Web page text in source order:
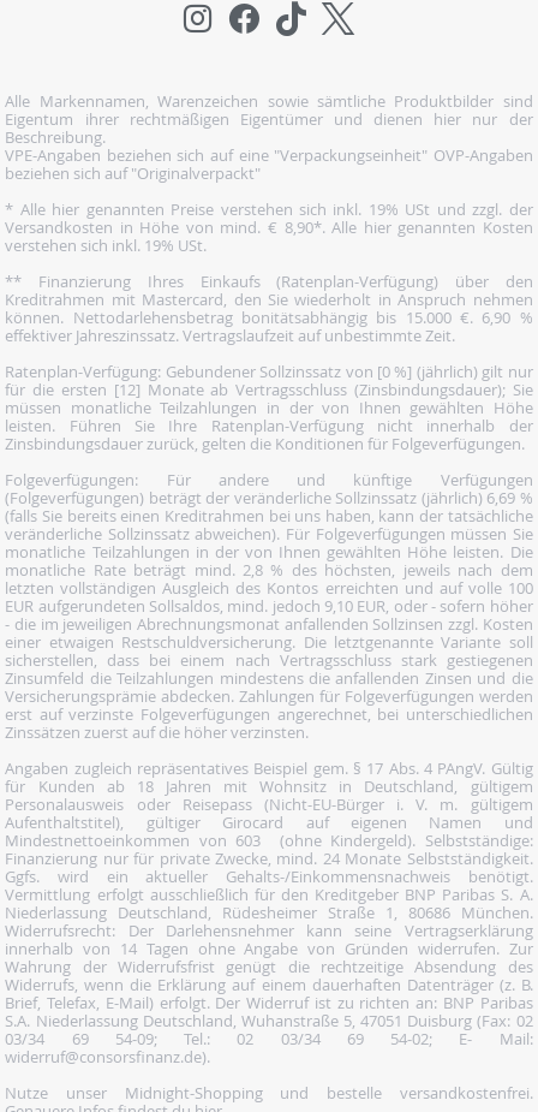
Alle Markennamen, Warenzeichen sowie sämtliche Produktbilder sind
Eigentum ihrer rechtmäßigen Eigentümer und dienen hier nur der
Beschreibung.
VPE-Angaben beziehen sich auf eine "Verpackungseinheit" OVP-Angaben
beziehen sich auf "Originalverpackt"
* Alle hier genannten Preise verstehen sich inkl. 19% USt und zzgl. der
Versandkosten in Höhe von mind. € 8,90*. Alle hier genannten Kosten
verstehen sich inkl. 19% USt.
** Finanzierung Ihres Einkaufs (Ratenplan-Verfügung) über den
Kreditrahmen mit Mastercard, den Sie wiederholt in Anspruch nehmen
können. Nettodarlehensbetrag bonitätsabhängig bis 15.000 €. 6,90 %
effektiver Jahreszinssatz. Vertragslaufzeit auf unbestimmte Zeit.
Ratenplan-Verfügung: Gebundener Sollzinssatz von [0 %] (jährlich) gilt nur
für die ersten [12] Monate ab Vertragsschluss (Zinsbindungsdauer); Sie
müssen monatliche Teilzahlungen in der von Ihnen gewählten Höhe
leisten. Führen Sie Ihre Ratenplan-Verfügung nicht innerhalb der
Zinsbindungsdauer zurück, gelten die Konditionen für Folgeverfügungen.
Folgeverfügungen: Für andere und künftige Verfügungen
(Folgeverfügungen) beträgt der veränderliche Sollzinssatz (jährlich) 6,69 %
(falls Sie bereits einen Kreditrahmen bei uns haben, kann der tatsächliche
veränderliche Sollzinssatz abweichen). Für Folgeverfügungen müssen Sie
monatliche Teilzahlungen in der von Ihnen gewählten Höhe leisten. Die
monatliche Rate beträgt mind. 2,8 % des höchsten, jeweils nach dem
letzten vollständigen Ausgleich des Kontos erreichten und auf volle 100
EUR aufgerundeten Sollsaldos, mind. jedoch 9,10 EUR, oder - sofern höher
- die im jeweiligen Abrechnungsmonat anfallenden Sollzinsen zzgl. Kosten
einer etwaigen Restschuldversicherung. Die letztgenannte Variante soll
sicherstellen, dass bei einem nach Vertragsschluss stark gestiegenen
Zinsumfeld die Teilzahlungen mindestens die anfallenden Zinsen und die
Versicherungsprämie abdecken. Zahlungen für Folgeverfügungen werden
erst auf verzinste Folgeverfügungen angerechnet, bei unterschiedlichen
Zinssätzen zuerst auf die höher verzinsten.
Angaben zugleich repräsentatives Beispiel gem. § 17 Abs. 4 PAngV. Gültig
für Kunden ab 18 Jahren mit Wohnsitz in Deutschland, gültigem
Personalausweis oder Reisepass (Nicht-EU-Bürger i. V. m. gültigem
Aufenthaltstitel), gültiger Girocard auf eigenen Namen und
Mindestnettoeinkommen von 603  (ohne Kindergeld). Selbstständige:
Finanzierung nur für private Zwecke, mind. 24 Monate Selbstständigkeit.
Ggfs. wird ein aktueller Gehalts-/Einkommensnachweis benötigt.
Vermittlung erfolgt ausschließlich für den Kreditgeber BNP Paribas S. A.
Niederlassung Deutschland, Rüdesheimer Straße 1, 80686 München.
Widerrufsrecht: Der Darlehensnehmer kann seine Vertragserklärung
innerhalb von 14 Tagen ohne Angabe von Gründen widerrufen. Zur
Wahrung der Widerrufsfrist genügt die rechtzeitige Absendung des
Widerrufs, wenn die Erklärung auf einem dauerhaften Datenträger (z. B.
Brief, Telefax, E-Mail) erfolgt. Der Widerruf ist zu richten an: BNP Paribas
S.A. Niederlassung Deutschland, Wuhanstraße 5, 47051 Duisburg (Fax: 02
03/34 69 54-09; Tel.: 02 03/34 69 54-02; E- Mail:
widerruf@consorsfinanz.de).
Nutze unser Midnight-Shopping und bestelle versandkostenfrei.